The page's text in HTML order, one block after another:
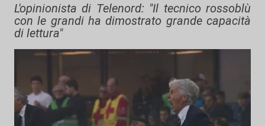
L'opinionista di Telenord: "Il tecnico rossoblù
con le grandi ha dimostrato grande capacità
di lettura"